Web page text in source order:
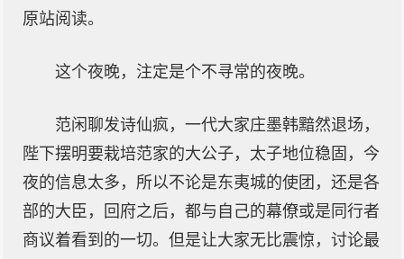
原站阅读。
这个夜晚，注定是个不寻常的夜晚。
范闲聊发诗仙疯，一代大家庄墨韩黯然退场，
陛下摆明要栽培范家的大公子，太子地位稳固，今
夜的信息太多，所以不论是东夷城的使团，还是各
部的大臣，回府之后，都与自己的幕僚或是同行者
商议着看到的一切。但是让大家无比震惊，讨论最